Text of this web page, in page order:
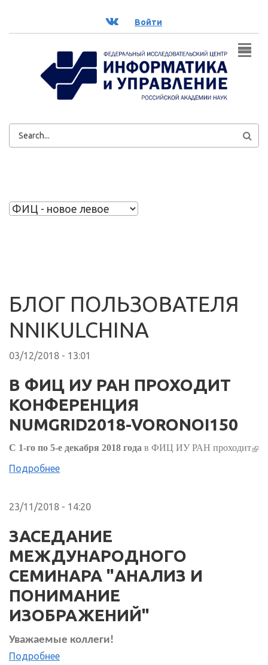
ВК Войти
ФОРМА
БЛОГ ПОЛЬЗОВАТЕЛЯ
NNIKULCHINA
03/12/2018 - 13:01
В ФИЦ ИУ РАН ПРОХОДИТ
КОНФЕРЕНЦИЯ
NUMGRID2018-VORONOI150
С 1-го по 5-е декабря 2018 года в ФИЦ ИУ РАН проходит
Подробнее
23/11/2018 - 14:20
ЗАСЕДАНИЕ
МЕЖДУНАРОДНОГО
СЕМИНАРА "АНАЛИЗ И
ПОНИМАНИЕ
ИЗОБРАЖЕНИЙ"
Уважаемые коллеги!
Подробнее